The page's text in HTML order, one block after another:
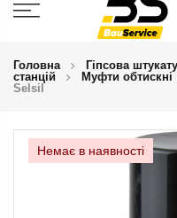
Головна Гіпсова
станцій
Муфти обтискні
Selsil
Немає в наявності